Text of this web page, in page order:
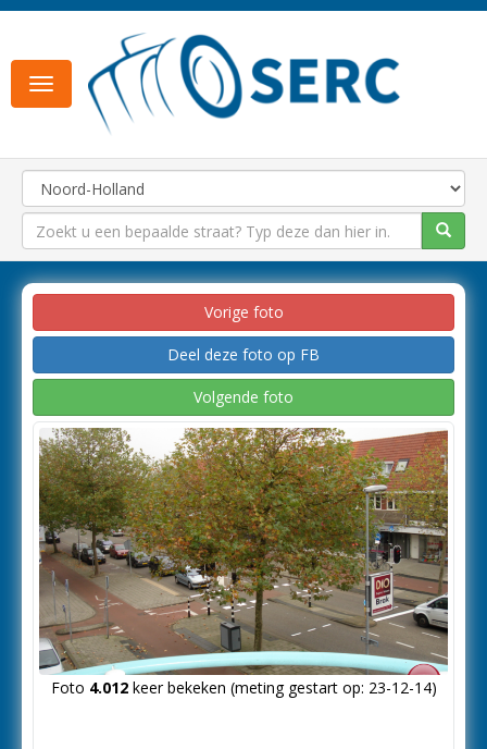
Toggle
navigation
Vorige foto
Deel deze foto op FB
Volgende foto
Foto 4.012keer bekeken (meting gestart op: 23-12-14)